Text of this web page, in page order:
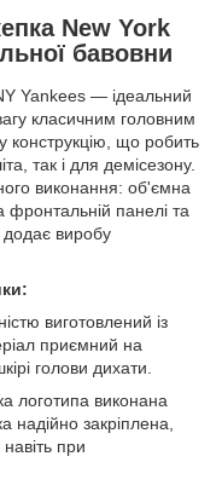
New York
бавовни
Yankees — ідеальний
класичним головним
конструкцію, що робить
так і для демісезону.
виконання: об'ємна
фронтальній панелі та
додає виробу
виготовлений із
приємний на
голови дихати.
логотипа виконана
надійно закріплена,
при